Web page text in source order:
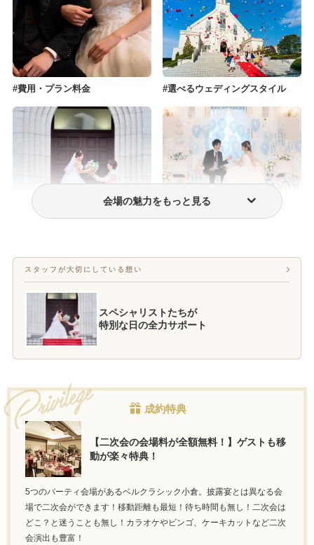
費用・プラン料金 選べるウェディングスタイル
会場の魅力をもっと見る
スタッフが大切にしている想い
スペシャリストたちが
特別な日の全力サポート
成約特典
【二次会の会場料が全額無料！】ゲストも移
動が楽々特典！
5つのパーティ会場があるベルクラシック小倉。披露宴とは異なる会
場で二次会ができます！移動距離も最短！待ち時間も無し！二次会は
どこ？と迷うことも無し！カラオケやビンゴ、ケーキカットなど二次
会演出も豊富！